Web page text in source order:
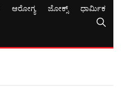
ಆರೋಗ್ಯ ಜೋಕ್ಸ್ ಧಾರ್ಮಿಕ